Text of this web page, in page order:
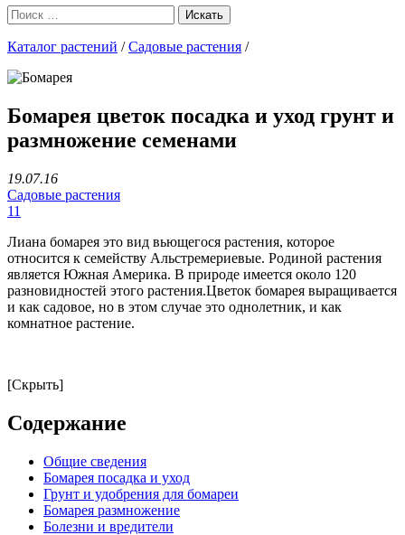
Каталог растений /Садовые растения /
Бомарея цветок посадка и уход грунт и
размножение семенами
19.07.16
Садовые растения
11
Лиана бомарея это вид вьющегося растения, которое
относится к семейству Альстремериевые. Родиной растения
является Южная Америка. В природе имеется около 120
разновидностей этого растения.Цветок бомарея выращивается
и как садовое, но в этом случае это однолетник, и как
комнатное растение.
[Скрыть]
Содержание
Общие сведения
Бомарея посадка и уход
Грунт и удобрения для бомареи
Бомарея размножение
Болезни и вредители